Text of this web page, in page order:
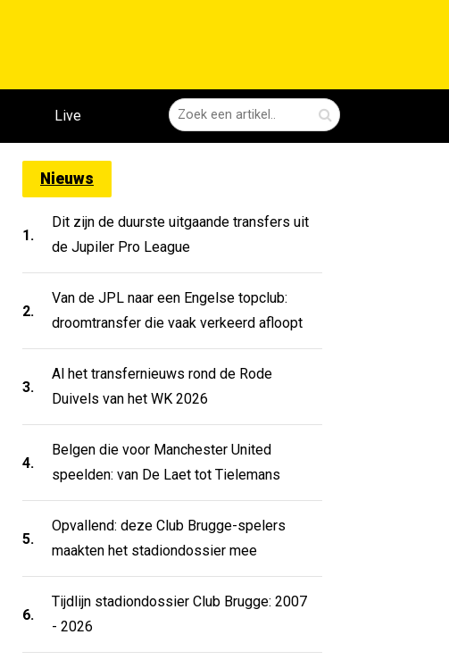
Live
Nieuws
1.
Dit zijn de duurste uitgaande transfers uit
de Jupiler Pro League
2.
Van de JPL naar een Engelse topclub:
droomtransfer die vaak verkeerd afloopt
3.
Al het transfernieuws rond de Rode
Duivels van het WK 2026
4.
Belgen die voor Manchester United
speelden: van De Laet tot Tielemans
5.
Opvallend: deze Club Brugge-spelers
maakten het stadiondossier mee
6.
Tijdlijn stadiondossier Club Brugge: 2007
- 2026